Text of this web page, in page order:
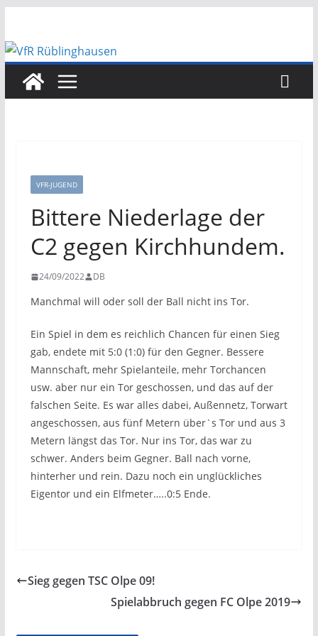
springen
VFR-JUGEND
Bittere Niederlage der
C2 gegen Kirchhundem.
24/09/2022 DB
Manchmal will oder soll der Ball nicht ins Tor.
Ein Spiel in dem es reichlich Chancen für einen Sieg
gab, endete mit 5:0 (1:0) für den Gegner. Bessere
Mannschaft, mehr Spielanteile, mehr Torchancen
usw. aber nur ein Tor geschossen, und das auf der
falschen Seite. Es war alles dabei, Außennetz, Torwart
angeschossen, aus fünf Metern über`s Tor und aus 3
Metern längst das Tor. Nur ins Tor, das war zu
schwer. Anders beim Gegner. Ball nach vorne,
hinterher und rein. Dazu noch ein unglückliches
Eigentor und ein Elfmeter…..0:5 Ende.
Sieg gegen TSC Olpe 09!
Spielabbruch gegen FC Olpe 2019